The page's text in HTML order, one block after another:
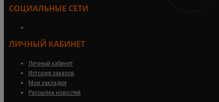
СОЦИАЛЬНЫЕ СЕТИ
ЛИЧНЫЙ КАБИНЕТ
Личный кабинет
История заказов
Мои закладки
Рассылка новостей